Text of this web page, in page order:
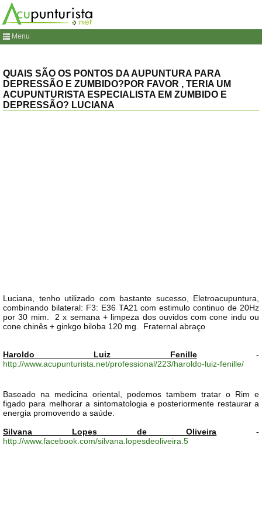
Menu
QUAIS SÃO OS PONTOS DA AUPUNTURA PARA
DEPRESSÃO E ZUMBIDO?POR FAVOR , TERIA UM
ACUPUNTURISTA ESPECIALISTA EM ZUMBIDO E
DEPRESSÃO? LUCIANA
Luciana, tenho utilizado com bastante sucesso, Eletroacupuntura,
combinando bilateral: F3: E36 TA21 com estimulo continuo de 20Hz
por 30 mim. 2 x semana + limpeza dos ouvidos com cone indu ou
cone chinês + ginkgo biloba 120 mg. Fraternal abraço
Haroldo Luiz Fenille-
http://www.acupunturista.net/professional/223/haroldo-luiz-fenille/
Baseado na medicina oriental, podemos tambem tratar o Rim e
figado para melhorar a sintomatologia e posteriormente restaurar a
energia promovendo a saúde.
Silvana Lopes de Oliveira -
http://www.facebook.com/silvana.lopesdeoliveira.5